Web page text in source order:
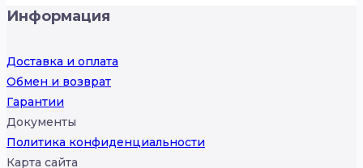
Информация
Доставка и оплата
Обмен и возврат
Гарантии
Документы
Политика конфиденциальности
Карта сайта